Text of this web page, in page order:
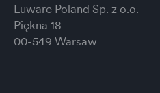
Luware Poland Sp. z o.o.
Piękna 18
00-549 Warsaw